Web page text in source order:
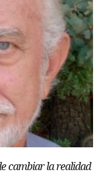
cambiar la realidad